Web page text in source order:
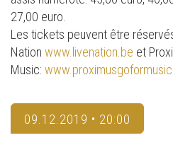
27,00 euro.
Les tickets peuvent être
Nation www.livenation.be et
Music:
09.12.2019 • 20:00